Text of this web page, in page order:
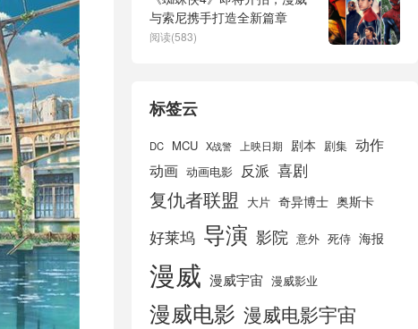
与索尼携手打造全新篇章
阅读(583)
标签云
DC MCU X战警 上映日期 剧本 剧集 动作
动画 动画电影 反派 喜剧
复仇者联盟 大片 奇异博士 奥斯卡
好莱坞 导演 影院 意外 死侍 海报
漫威 漫威宇宙 漫威影业
漫威电影 漫威电影宇宙